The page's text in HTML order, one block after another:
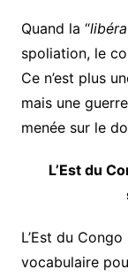
Quand la “
spoliation, le
Ce n’est plus
mais une
menée sur le
L’Est du
L’Est du Congo
vocabulaire